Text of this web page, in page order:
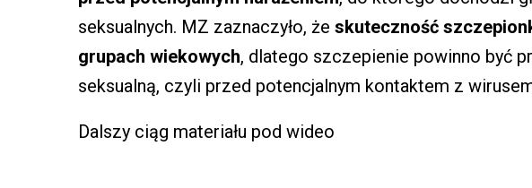
seksualnych. MZ zaznaczyło, że skuteczność
grupach wiekowych, dlatego szczepienie powinno być
seksualną, czyli przed potencjalnym kontaktem z
Dalszy ciąg materiału pod wideo